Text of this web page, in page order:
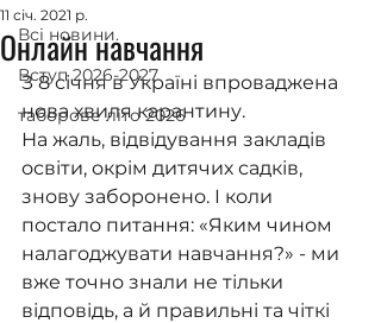
Всі новини.
Вступ 2026-2027
таборове літо 2026
Онлайн навчання
11 січ. 2021 р.
З 8 січня в Україні впроваджена
нова хвиля карантину.
На жаль, відвідування закладів
освіти, окрім дитячих садків,
знову заборонено. І коли
постало питання: «Яким чином
налагоджувати навчання?» - ми
вже точно знали не тільки
відповідь, а й правильні та чіткі